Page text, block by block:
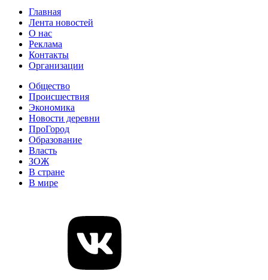
Главная
Лента новостей
О нас
Реклама
Контакты
Организации
Общество
Происшествия
Экономика
Новости деревни
ПроГород
Образование
Власть
ЗОЖ
В стране
В мире